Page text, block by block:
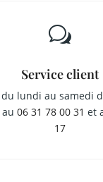
w
Service client
lundi au samedi
au06 31 78 00 31 et
17